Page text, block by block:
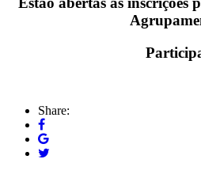
Share: